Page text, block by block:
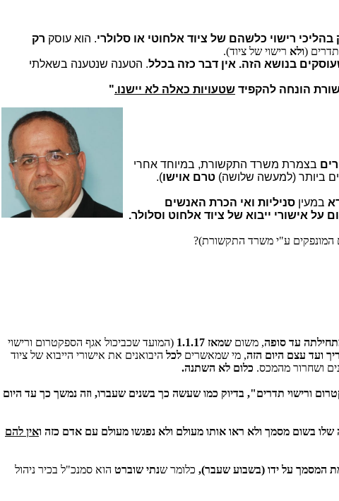
בהליכי רישוי כלשהם של ציוד אלחוטי או סלולרי. הוא עוסק רק
(ולא רישוי של ציוד).
בנושא הזה. אין דבר כזה בכלל. הטענה שנטענה בשאלתי
הונחה להקפיד שטעויות כאלה לא יישנו."
בצמרת משרד התקשורת, במיוחד אחרי
ביותר (למעשה שלושה) טרם אוישו).
במעין סניליות ואי הכרת האנשים
על אישורי ייבוא של ציוד אלחוט וסלולר.
המונפקים ע"י משרד התקשורת)?
עד סופה, משום שמאז 1.1.17
(המועד שכביכול אגף הספקטרום ורישוי
, מי שמאשרים לכל היבואנים את אישורי הייבוא של ציוד
ושחרור מהמכס. כלום לא השתנה.
ורישוי תדרים", בדיוק כמו שעשה כך בשנים שעברו, וזה נמשך כך עד היום
בשום מסמך ולא ראו אותו מעולם ולא נפגשו מעולם עם אדם כזה ואין להם
המסמך על ידו (בשבוע שעבר), כלומר שנתי שוברט הוא סמנכ"ל בכיר ניהול